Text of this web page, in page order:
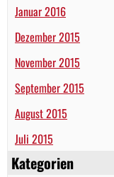
Januar 2016
Dezember 2015
November 2015
September 2015
August 2015
Juli 2015
Kategorien